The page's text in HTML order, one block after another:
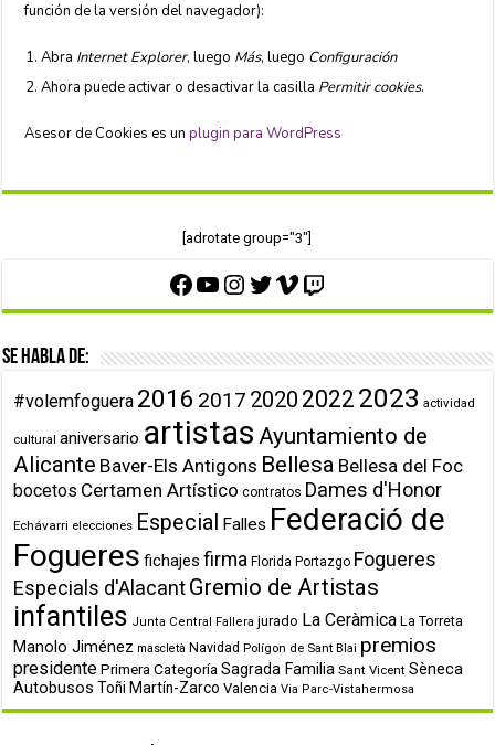
función de la versión del navegador):
Abra Internet Explorer, luego Más, luego Configuración
Ahora puede activar o desactivar la casilla Permitir cookies.
Asesor de Cookies es unplugin para WordPress
[adrotate group="3"]
Facebook
YouTube
Instagram
Twitter
Vimeo
Twitch
Se habla de:
#volemfoguera 2016 2017 2020 2022 2023 actividad
cultural aniversario artistas Ayuntamiento de
Alicante Baver-Els Antigons Bellesa Bellesa del Foc
bocetos Certamen Artístico contratos Dames d'Honor
Echávarri elecciones Especial Falles Federació de
Fogueres fichajes firma Florida Portazgo Fogueres
Especials d'AlacantGremio de Artistas
infantiles Junta Central Fallera jurado La Ceràmica La Torreta
Manolo Jiménez mascletà Navidad Polígon de Sant Blai premios
presidente Primera Categoría Sagrada Familia Sant Vicent Sèneca
Autobusos Toñi Martín-Zarco Valencia Via Parc-Vistahermosa